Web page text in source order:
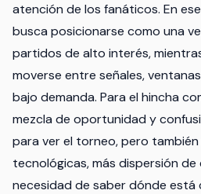
atención de los fanáticos. En
busca posicionarse como una
partidos de alto interés,
moverse entre señales,
bajo demanda. Para el hincha
mezcla de oportunidad y
para ver el torneo, pero
tecnológicas, más dispersión de
necesidad de saber dónde está